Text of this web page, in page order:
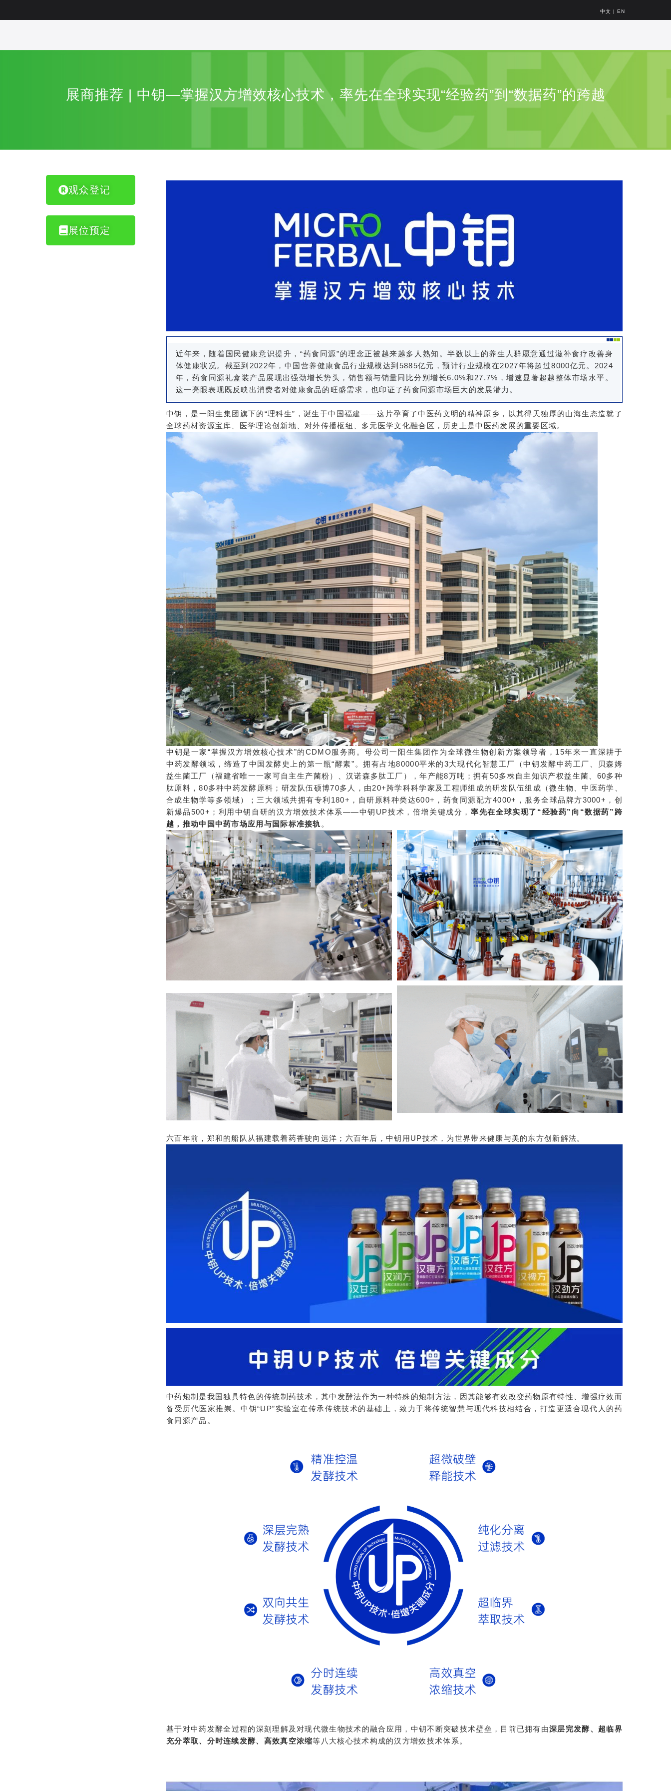
中文 | EN
展商推荐 | 中钥—掌握汉方增效核心技术，率先在全球实现“经验药”到“数据药”的跨越
观众登记
展位预定
近年来，随着国民健康意识提升，“药食同源”的理念正被越来越多人熟知。半数以上的养生人群愿意通过滋补食疗改善身
体健康状况。截至到2022年，中国营养健康食品行业规模达到5885亿元，预计行业规模在2027年将超过8000亿元。2024
年，药食同源礼盒装产品展现出强劲增长势头，销售额与销量同比分别增长6.0%和27.7%，增速显著超越整体市场水平。
这一亮眼表现既反映出消费者对健康食品的旺盛需求，也印证了药食同源市场巨大的发展潜力。
中钥，是一阳生集团旗下的“理科生”，诞生于中国福建——这片孕育了中医药文明的精神原乡，以其得天独厚的山海生态造就了
全球药材资源宝库、医学理论创新地、对外传播枢纽、多元医学文化融合区，历史上是中医药发展的重要区域。
中钥是一家“掌握汉方增效核心技术”的CDMO服务商。母公司一阳生集团作为全球微生物创新方案领导者，15年来一直深耕于
中药发酵领域，缔造了中国发酵史上的第一瓶“酵素”。拥有占地80000平米的3大现代化智慧工厂（中钥发酵中药工厂、贝森姆
益生菌工厂（福建省唯一一家可自主生产菌粉）、汉诺森多肽工厂），年产能8万吨；拥有50多株自主知识产权益生菌、60多种
肽原料，80多种中药发酵原料；研发队伍硕博70多人，由20+跨学科科学家及工程师组成的研发队伍组成（微生物、中医药学、
合成生物学等多领域）；三大领域共拥有专利180+，自研原料种类达600+，药食同源配方4000+，服务全球品牌方3000+，创
新爆品500+；利用中钥自研的汉方增效技术体系——中钥UP技术，倍增关键成分，率先在全球实现了“经验药”向“数据药”跨
越，推动中国中药市场应用与国际标准接轨。
六百年前，郑和的船队从福建载着药香驶向远洋；六百年后，中钥用UP技术，为世界带来健康与美的东方创新解法。
中药炮制是我国独具特色的传统制药技术，其中发酵法作为一种特殊的炮制方法，因其能够有效改变药物原有特性、增强疗效而
备受历代医家推崇。中钥“UP”实验室在传承传统技术的基础上，致力于将传统智慧与现代科技相结合，打造更适合现代人的药
食同源产品。
基于对中药发酵全过程的深刻理解及对现代微生物技术的融合应用，中钥不断突破技术壁垒，目前已拥有由深层完发酵、超临界
充分萃取、分时连续发酵、高效真空浓缩等八大核心技术构成的汉方增效技术体系。